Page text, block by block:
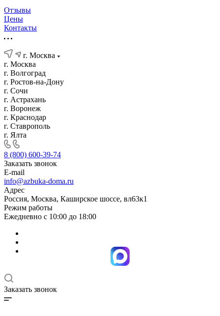
Отзывы
Цены
Контакты
г. Москва
г. Москва
г. Волгоград
г. Ростов-на-Дону
г. Сочи
г. Астрахань
г. Воронеж
г. Краснодар
г. Ставрополь
г. Ялта
8 (800) 600-39-74
Заказать звонок
E-mail
info@azbuka-doma.ru
Адрес
Россия, Москва, Каширское шоссе, вл63к1
Режим работы
Ежедневно с 10:00 до 18:00
Заказать звонок